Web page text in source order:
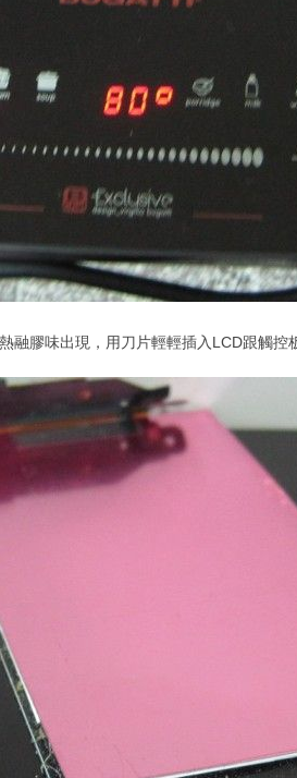
融膠味出現，用刀片輕輕插入LCD跟觸控